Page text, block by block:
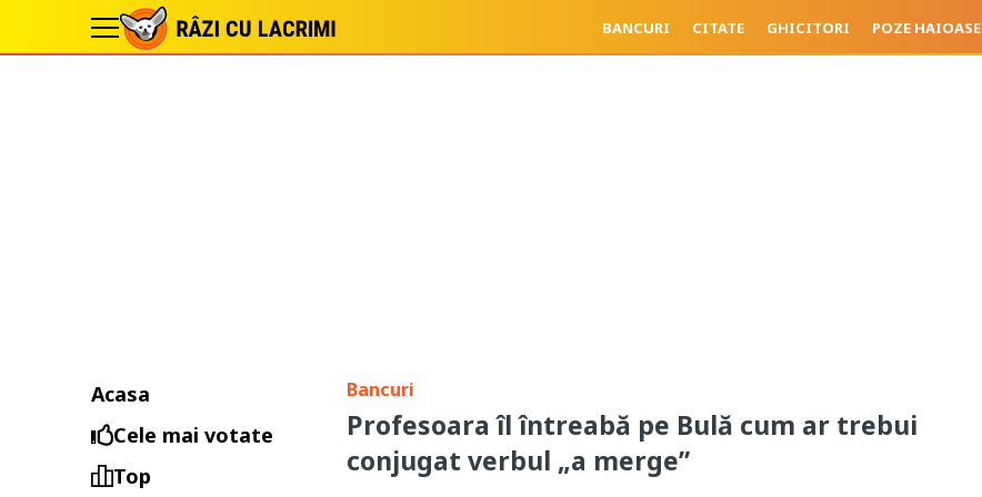
BANCURI CITATE GHICITORI POZE HAIOASE
Acasa
Cele mai votate
Top
Bancuri
Profesoara îl întreabă pe Bulă cum ar trebui
conjugat verbul „a merge”